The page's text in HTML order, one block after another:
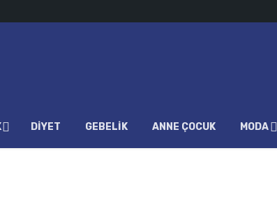
DIYET GEBELIK ANNE ÇOCUK MODA